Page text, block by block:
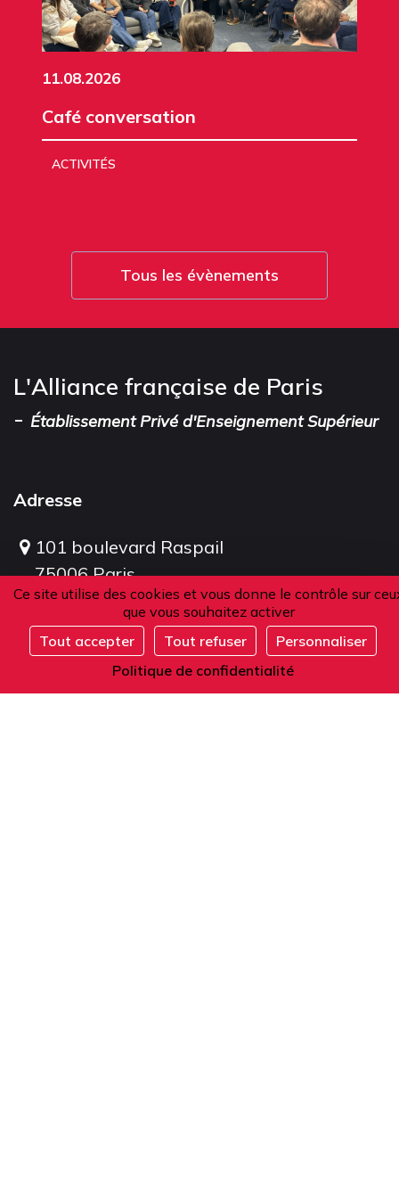
Ce site utilise des cookies et vous donne le contrôle sur
que vous souhaitez activer
Tout accepter
Tout refuser
Personnaliser
Politique de confidentialité
S'inscrire
11.08.2026
Café conversation
ACTIVITÉS
Tous les évènements
L'Alliance française de Paris
- Établissement Privé d'Enseignement Supérieur
Adresse
101 boulevard Raspail
75006 Paris
France